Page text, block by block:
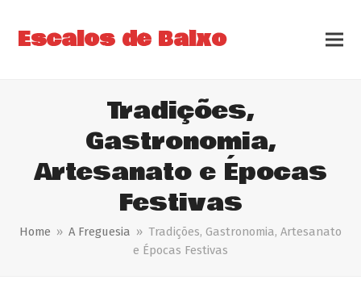
Escalos de Baixo
Tradições,
Gastronomia,
Artesanato e Épocas
Festivas
Home » A Freguesia » Tradições, Gastronomia, Artesanato
e Épocas Festivas